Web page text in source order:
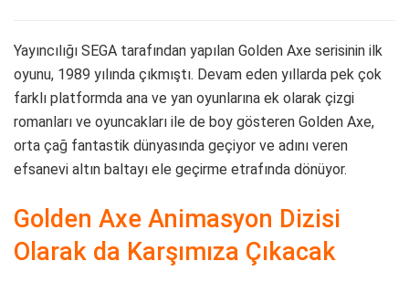
Yayıncılığı SEGA tarafından yapılan Golden Axe serisinin ilk
oyunu, 1989 yılında çıkmıştı. Devam eden yıllarda pek çok
farklı platformda ana ve yan oyunlarına ek olarak çizgi
romanları ve oyuncakları ile de boy gösteren Golden Axe,
orta çağ fantastik dünyasında geçiyor ve adını veren
efsanevi altın baltayı ele geçirme etrafında dönüyor.
Golden Axe Animasyon Dizisi
Olarak da Karşımıza Çıkacak